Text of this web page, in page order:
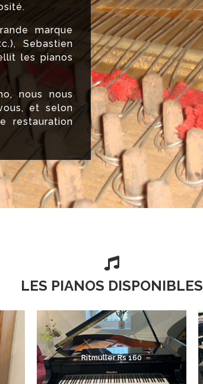
marque
Sebastien
les pianos
nous nous
et selon
restauration

LES PIANOS DISPONIBLES
Ritmuller Rs 160